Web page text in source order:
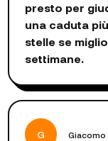
presto per
una caduta
stelle se
settimane.
G Giacomo